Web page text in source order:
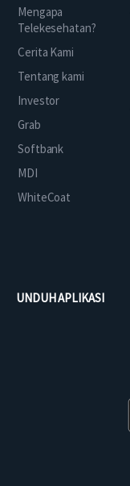
Mengapa
Telekesehatan?
Cerita Kami
Tentang kami
Investor
Grab
Softbank
MDI
WhiteCoat
UNDUH APLIKASI